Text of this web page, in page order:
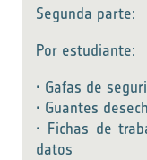
Segunda parte:
Por estudiante:
• Gafas de
• Guantes
• Fichas de
datos